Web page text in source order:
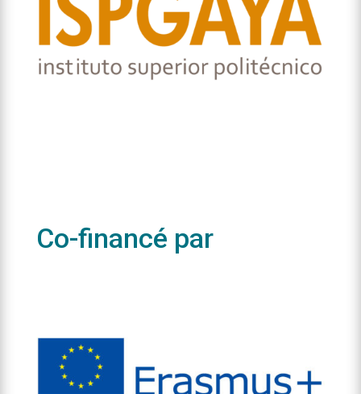
Co-financé par